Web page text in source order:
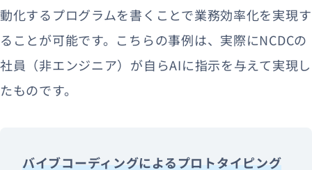
動化するプログラムを書くことで業務効率化を実現す
ることが可能です。こちらの事例は、実際にNCDCの
社員（非エンジニア）が自らAIに指示を与えて実現し
たものです。
バイブコーディングによるプロトタイピング